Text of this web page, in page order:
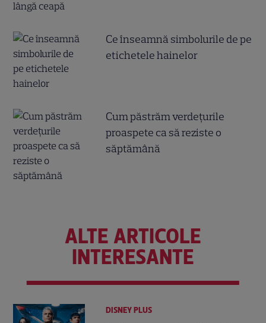
Ce înseamnă simbolurile de pe
etichetele hainelor
Cum păstrăm verdețurile
proaspete ca să reziste o
săptămână
ALTE ARTICOLE
INTERESANTE
DISNEY PLUS